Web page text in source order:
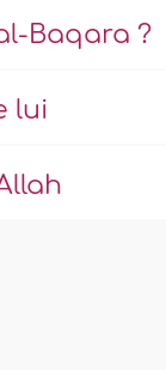
Baqara ?
lui